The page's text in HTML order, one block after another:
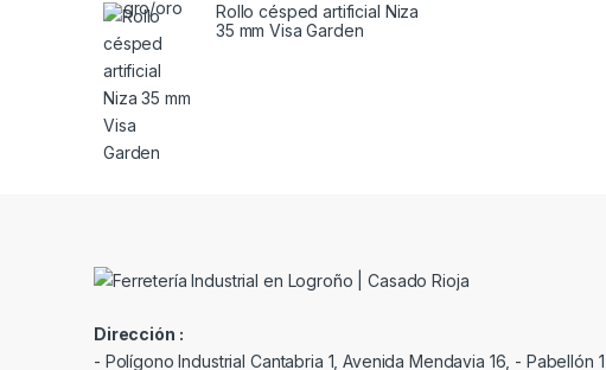
Rollo césped artificial Niza
35 mm Visa Garden
Dirección :
- Polígono Industrial Cantabria 1, Avenida Mendavia 16, - Pabellón 1